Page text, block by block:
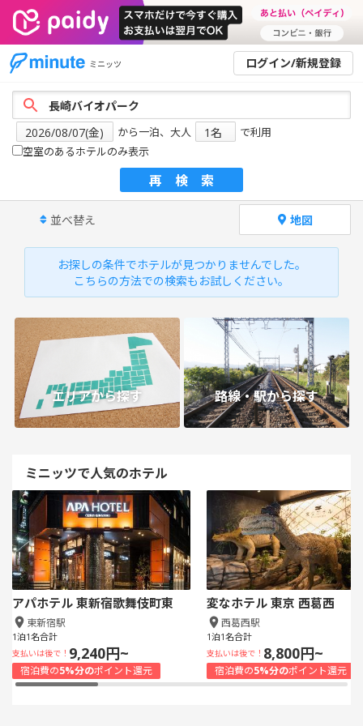
ミニッツ ログイン/新規登録
から一泊、大人
で利用
空室のあるホテルのみ表示
再検索
並べ替え 地図
お探しの条件でホテルが見つかりませんでした。
こちらの方法での検索もお試しください。
エリアから探す 路線・駅から探す
ミニッツで人気のホテル
アパホテル 東新宿歌舞伎町東
東新宿駅
1泊1名合計
支払いは後で！ 9,240円~
宿泊費の5%分のポイント還元
変なホテル 東京 西葛西
西葛西駅
1泊1名合計
支払いは後で！ 8,800円~
宿泊費の5%分のポイント還元